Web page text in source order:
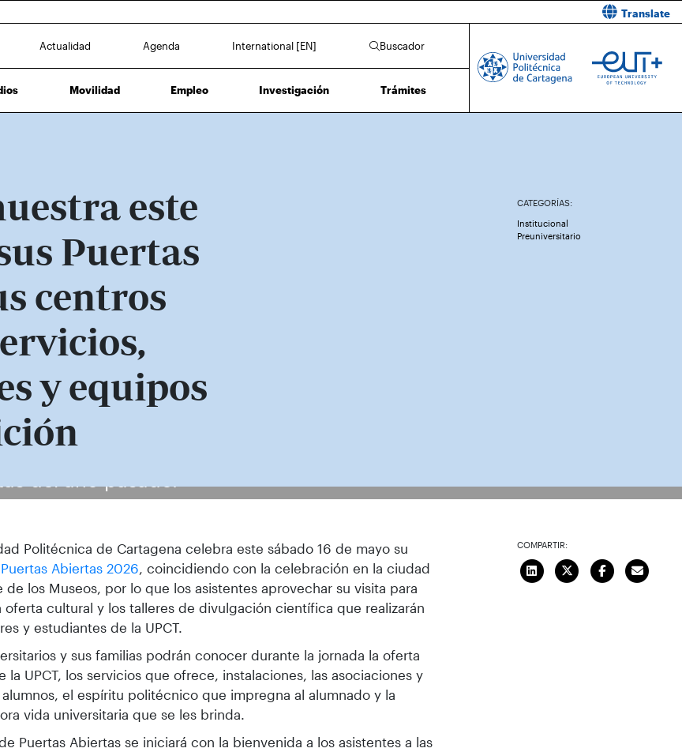
Translate
Actualidad Agenda International [EN] Buscador
Movilidad Empleo Investigación Trámites
este
Puertas
centros
y equipos
CATEGORÍAS:
Institucional
Preuniversitario
Politécnica de Cartagena celebra este sábado 16 de mayo su
Abiertas 2026, coincidiendo con la celebración en la ciudad
de los Museos, por lo que los asistentes aprovechar su visita para
oferta cultural y los talleres de divulgación científica que realizarán
y estudiantes de la UPCT.
y sus familias podrán conocer durante la jornada la oferta
la UPCT, los servicios que ofrece, instalaciones, las asociaciones y
el espíritu politécnico que impregna al alumnado y la
vida universitaria que se les brinda.
Puertas Abiertas se iniciará con la bienvenida a los asistentes a las
COMPARTIR: